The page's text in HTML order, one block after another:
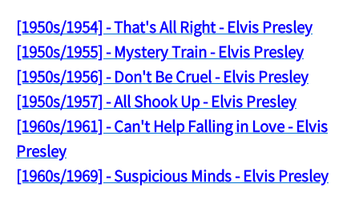
[1950s/1954] - That's All Right - Elvis Presley
[1950s/1955] - Mystery Train - Elvis Presley
[1950s/1956] - Don't Be Cruel - Elvis Presley
[1950s/1957] - All Shook Up - Elvis Presley
[1960s/1961] - Can't Help Falling in Love - Elvis
Presley
[1960s/1969] - Suspicious Minds - Elvis Presley